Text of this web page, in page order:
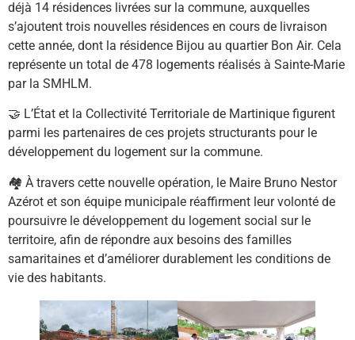
déjà 14 résidences livrées sur la commune, auxquelles
s’ajoutent trois nouvelles résidences en cours de livraison
cette année, dont la résidence Bijou au quartier Bon Air. Cela
représente un total de 478 logements réalisés à Sainte-Marie
par la SMHLM.
🤝 L’État et la Collectivité Territoriale de Martinique figurent
parmi les partenaires de ces projets structurants pour le
développement du logement sur la commune.
🏘️ À travers cette nouvelle opération, le Maire Bruno Nestor
Azérot et son équipe municipale réaffirment leur volonté de
poursuivre le développement du logement social sur le
territoire, afin de répondre aux besoins des familles
samaritaines et d’améliorer durablement les conditions de
vie des habitants.